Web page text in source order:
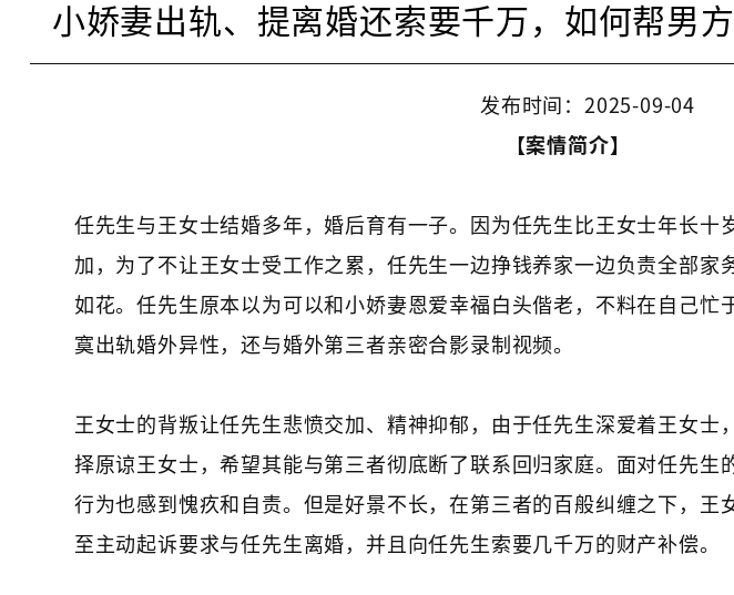
小娇妻出轨、提离婚还索要千万，如何帮男方
发布时间：2025-09-04
【案情简介】
任先生与王女士结婚多年，婚后育有一子。因为任先生比王女士年长十
加，为了不让王女士受工作之累，任先生一边挣钱养家一边负责全部家
如花。任先生原本以为可以和小娇妻恩爱幸福白头偕老，不料在自己忙
寞出轨婚外异性，还与婚外第三者亲密合影录制视频。
王女士的背叛让任先生悲愤交加、精神抑郁，由于任先生深爱着王女士
择原谅王女士，希望其能与第三者彻底断了联系回归家庭。面对任先生
行为也感到愧疚和自责。但是好景不长，在第三者的百般纠缠之下，王
至主动起诉要求与任先生离婚，并且向任先生索要几千万的财产补偿。